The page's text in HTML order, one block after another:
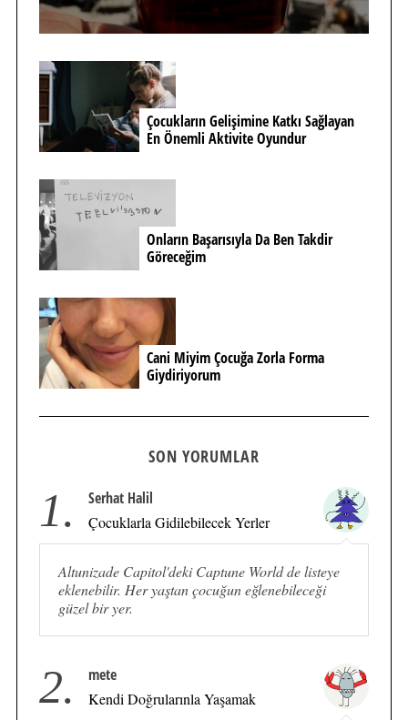
Çocukların Gelişimine Katkı Sağlayan
En Önemli Aktivite Oyundur
Onların Başarısıyla Da Ben Takdir
Göreceğim
Cani Miyim Çocuğa Zorla Forma
Giydiriyorum
SON YORUMLAR
1. Serhat Halil
Çocuklarla Gidilebilecek Yerler
Altunizade Capitol'deki Captune World de listeye
eklenebilir. Her yaştan çocuğun eğlenebileceği
güzel bir yer.
2. mete
Kendi Doğrularınla Yaşamak